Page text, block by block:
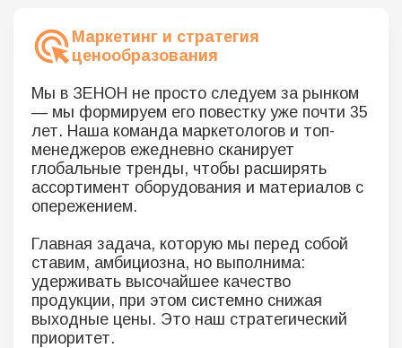
Маркетинг и стратегия
ценообразования
Мы в ЗЕНОН не просто следуем за рынком
— мы формируем его повестку уже почти 35
лет. Наша команда маркетологов и топ-
менеджеров ежедневно сканирует
глобальные тренды, чтобы расширять
ассортимент оборудования и материалов с
опережением.
Главная задача, которую мы перед собой
ставим, амбициозна, но выполнима:
удерживать высочайшее качество
продукции, при этом системно снижая
выходные цены. Это наш стратегический
приоритет.